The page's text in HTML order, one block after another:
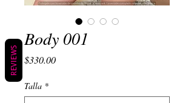
Body 001
$330.00Precio
Talla *
REVIEWS